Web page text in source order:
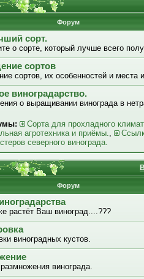
Форум
сорт.
о сорте, который лучше всего
сортов
сортов, их особенностей и места
виноградарство.
о выращивании винограда в
Сорта для прохладного
агротехника и приёмы.,
северного винограда.
Форум
растёт Ваш виноград....???
виноградных кустов.
винограда.